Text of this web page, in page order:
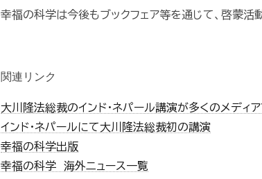
幸福の科学は今後もブックフェア等を通じて、啓蒙活
関連リンク
大川隆法総裁のインド・ネパール講演が多くのメディ
インド・ネパールにて大川隆法総裁初の講演
幸福の科学出版
幸福の科学 海外ニュース一覧